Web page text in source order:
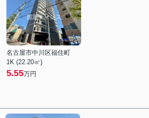
名古屋市中川区福住町
1K (22.20㎡)
5.55万円